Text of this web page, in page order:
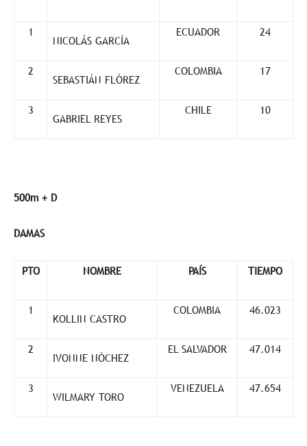
1
NICOLÁS GARCÍA
ECUADOR 24
2
SEBASTIÁN FLÓREZ
COLOMBIA 17
3
GABRIEL REYES
CHILE 10
500m + D
DAMAS
PTO NOMBRE PAÍS TIEMPO
1
KOLLIN CASTRO
COLOMBIA 46.023
2
IVONNE NÓCHEZ
EL SALVADOR 47.014
3
WILMARY TORO
VENEZUELA 47.654